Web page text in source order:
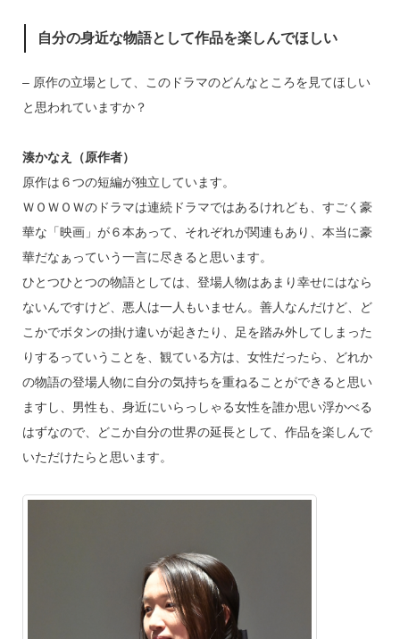
自分の身近な物語として作品を楽しんでほしい
– 原作の立場として、このドラマのどんなところを見てほしい
と思われていますか？
湊かなえ（原作者）
原作は６つの短編が独立しています。
ＷＯＷＯＷのドラマは連続ドラマではあるけれども、すごく豪
華な「映画」が６本あって、それぞれが関連もあり、本当に豪
華だなぁっていう一言に尽きると思います。
ひとつひとつの物語としては、登場人物はあまり幸せにはなら
ないんですけど、悪人は一人もいません。善人なんだけど、ど
こかでボタンの掛け違いが起きたり、足を踏み外してしまった
りするっていうことを、観ている方は、女性だったら、どれか
の物語の登場人物に自分の気持ちを重ねることができると思い
ますし、男性も、身近にいらっしゃる女性を誰か思い浮かべる
はずなので、どこか自分の世界の延長として、作品を楽しんで
いただけたらと思います。